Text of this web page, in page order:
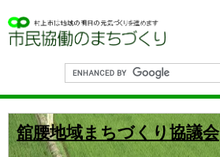
ー
ジ
の
ニ
ュ
ー
文
G
o
o
e
カ
舘腰地域まちづくり協議会